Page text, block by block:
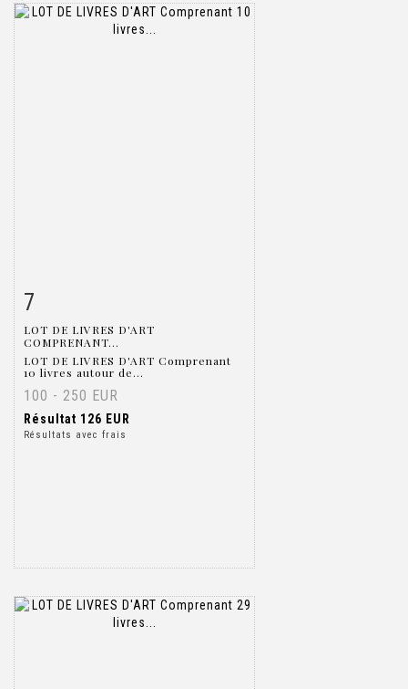
7
LOT DE LIVRES D'ART
COMPRENANT...
LOT DE LIVRES D'ART Comprenant
10 livres autour de...
100 - 250 EUR
Résultat 126 EUR
Résultats avec frais